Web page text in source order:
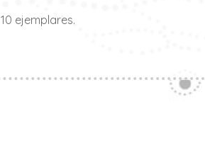
10 ejemplares.